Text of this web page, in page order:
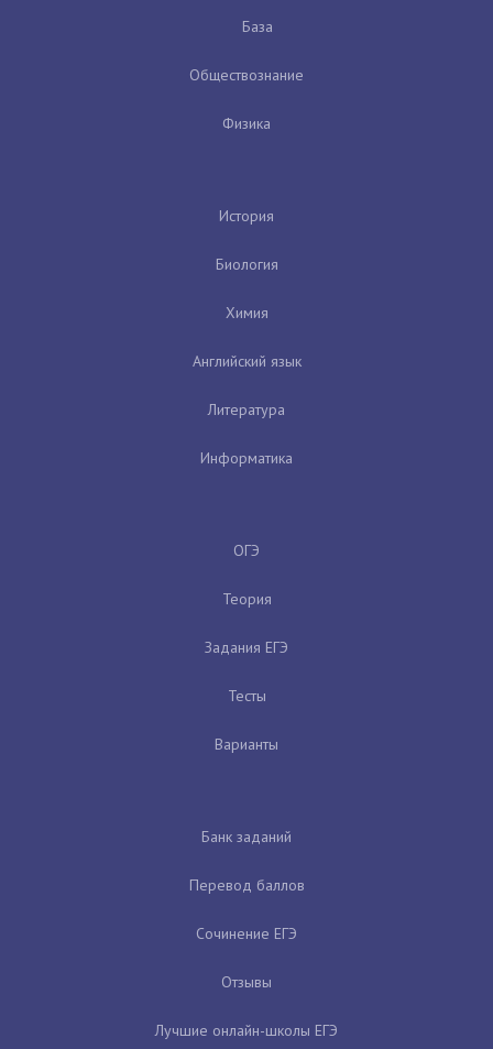
База
Обществознание
Физика
История
Биология
Химия
Английский язык
Литература
Информатика
ОГЭ
Теория
Задания ЕГЭ
Тесты
Варианты
Банк заданий
Перевод баллов
Сочинение ЕГЭ
Отзывы
Лучшие онлайн-школы ЕГЭ